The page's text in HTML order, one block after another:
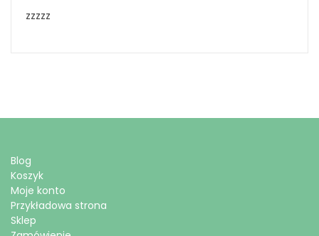
zzzzz
Blog
Koszyk
Moje konto
Przykładowa strona
Sklep